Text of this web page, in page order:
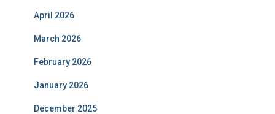
April 2026
March 2026
February 2026
January 2026
December 2025